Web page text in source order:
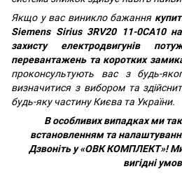
Якщо у вас виникло бажання
Siemens Sirius 3RV20 11-0CA10
захисту електродвигунів
перевантажень та коротких
проконсультують вас з будь-
визначитися з вибором та
будь-яку частину Києва та України.
В особливих випадках ми
встановленням та
Дзвоніть у «ОВК КОМПЛЕКТ»!Ми
вигідні